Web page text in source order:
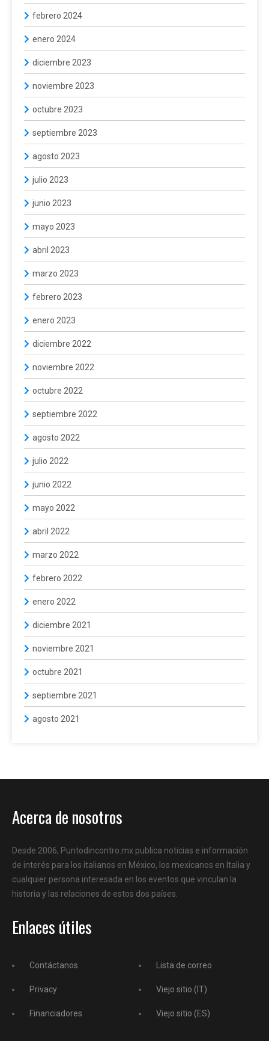
febrero 2024
enero 2024
diciembre 2023
noviembre 2023
octubre 2023
septiembre 2023
agosto 2023
julio 2023
junio 2023
mayo 2023
abril 2023
marzo 2023
febrero 2023
enero 2023
diciembre 2022
noviembre 2022
octubre 2022
septiembre 2022
agosto 2022
julio 2022
junio 2022
mayo 2022
abril 2022
marzo 2022
febrero 2022
enero 2022
diciembre 2021
noviembre 2021
octubre 2021
septiembre 2021
agosto 2021
Acerca de nosotros
Desde 2006, Puntodincontro.mx publica noticias e información
de interés para los italianos en México, los mexicanos en Italia y
cualquier persona interesada en los eventos que vinculan la
historia y las relaciones de estos dos países.
Enlaces útiles
Contáctanos
Privacy
Financiadores
Lista de correo
Viejo sitio (IT)
Viejo sitio (ES)